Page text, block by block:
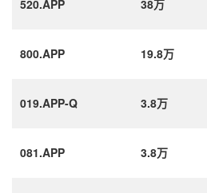
520.APP 38万
800.APP 19.8万
019.APP-Q 3.8万
081.APP 3.8万